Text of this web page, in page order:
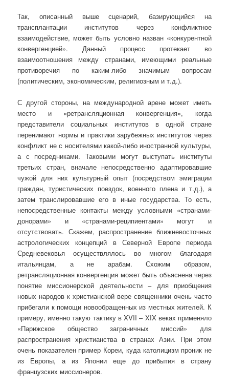
Так, описанный выше сценарий, базирующийся на
трансплантации институтов через конфликтное
взаимодействие, может быть условно назван «конкурентной
конвергенцией». Данный процесс протекает во
взаимоотношения между странами, имеющими реальные
противоречия по каким-либо значимым вопросам
(политическим, экономическим, религиозным и т.д.).
С другой стороны, на международной арене может иметь
место и «ретрансляционная конвергенция», когда
представители социальных институтов в одной стране
перенимают нормы и практики зарубежных институтов через
конфликт не с носителями какой-либо иностранной культуры,
а с посредниками. Таковыми могут выступать институты
третьих стран, вначале непосредственно адаптировавшие
чужой для них культурный опыт (посредством эмиграции
граждан, туристических поездок, военного плена и т.д.), а
затем транслировавшие его в иные государства. То есть,
непосредственные контакты между условными «странами-
донорами» и «странами-реципиентами» могут и
отсутствовать. Скажем, распространение ближневосточных
астрологических концепций в Северной Европе периода
Средневековья осуществлялось во многом благодаря
итальянцам, а не арабам. Схожим образом,
ретрансляционная конвергенция может быть объяснена через
понятие миссионерской деятельности – для приобщения
новых народов к христианской вере священники очень часто
прибегали к помощи новообращенных из местных жителей. К
примеру, именно такую тактику в XVII – XIX веках применяло
«Парижское общество заграничных миссий» для
распространения христианства в странах Азии. При этом
очень показателен пример Кореи, куда католицизм проник не
из Европы, а из Японии еще до прибытия в страну
французских миссионеров.